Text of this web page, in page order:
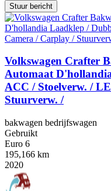
Stuur bericht
Volkswagen Crafter
Automaat
ACC / Stoelverw. /
Stuurverw. /
bakwagen bedrijfswagen
Gebruikt
Euro 6
195,166 km
2020